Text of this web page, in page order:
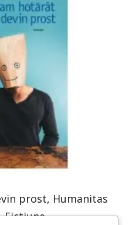
prost, Humanitas
Fictiune